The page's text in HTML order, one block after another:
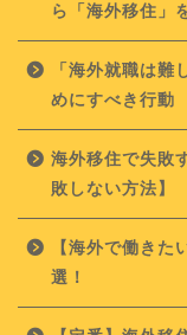
ら「海外移住」
「海外就職は難
めにすべき行動
海外移住で失敗
敗しない方法】
【海外で働き
選！